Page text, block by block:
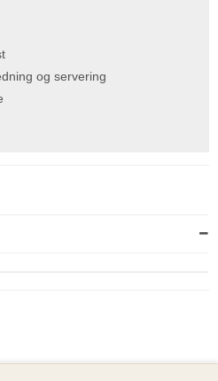
og servering